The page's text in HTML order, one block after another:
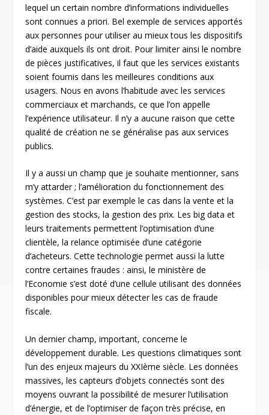
lequel un certain nombre d’informations individuelles
sont connues a priori. Bel exemple de services apportés
aux personnes pour utiliser au mieux tous les dispositifs
d’aide auxquels ils ont droit. Pour limiter ainsi le nombre
de pièces justificatives, il faut que les services existants
soient fournis dans les meilleures conditions aux
usagers. Nous en avons l’habitude avec les services
commerciaux et marchands, ce que l’on appelle
l’expérience utilisateur. Il n’y a aucune raison que cette
qualité de création ne se généralise pas aux services
publics.
Il y a aussi un champ que je souhaite mentionner, sans
m’y attarder ; l’amélioration du fonctionnement des
systèmes. C’est par exemple le cas dans la vente et la
gestion des stocks, la gestion des prix. Les big data et
leurs traitements permettent l’optimisation d’une
clientèle, la relance optimisée d’une catégorie
d’acheteurs. Cette technologie permet aussi la lutte
contre certaines fraudes : ainsi, le ministère de
l’Economie s’est doté d’une cellule utilisant des données
disponibles pour mieux détecter les cas de fraude
fiscale.
Un dernier champ, important, concerne le
développement durable. Les questions climatiques sont
l’un des enjeux majeurs du XXIème siècle. Les données
massives, les capteurs d’objets connectés sont des
moyens ouvrant la possibilité de mesurer l’utilisation
d’énergie, et de l’optimiser de façon très précise, en